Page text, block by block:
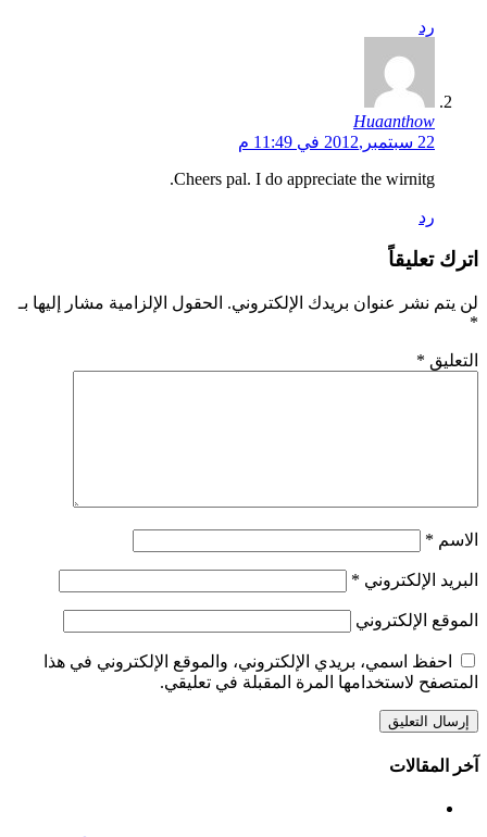
رد
Huaanthow
22 سبتمبر,2012 في 11:49 م
Cheers pal. I do appreciate the wirnitg.
رد
اترك تعليقاً
لن يتم نشر عنوان بريدك الإلكتروني. الحقول الإلزامية مشار إليها بـ
*
التعليق *
الاسم *
البريد الإلكتروني *
الموقع الإلكتروني
احفظ اسمي، بريدي الإلكتروني، والموقع الإلكتروني في هذا
المتصفح لاستخدامها المرة المقبلة في تعليقي.
آخر المقالات